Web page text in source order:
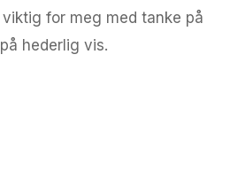
for meg med tanke på
hederlig vis.